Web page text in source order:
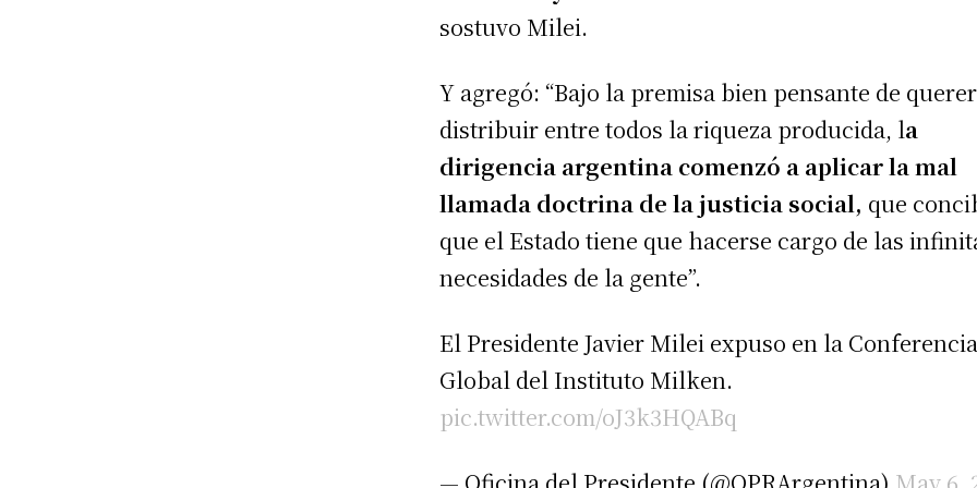
sostuvo Milei.
Y agregó: “Bajo la premisa bien pensante de querer
distribuir entre todos la riqueza producida, la
dirigencia argentina comenzó a aplicar la mal
llamada doctrina de la justicia social, que
que el Estado tiene que hacerse cargo de las
necesidades de la gente”.
El Presidente Javier Milei expuso en la Conferencia
Global del Instituto Milken.
pic.twitter.com/oJ3k3HQABq